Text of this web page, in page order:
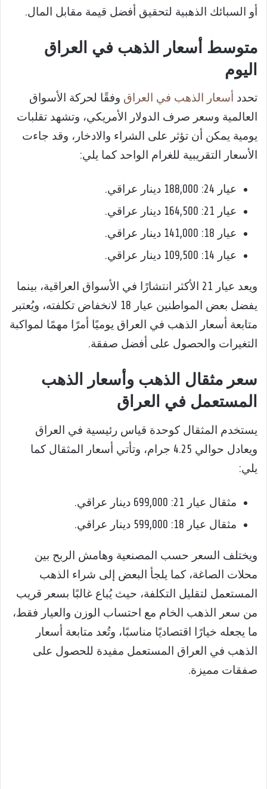
أو السبائك الذهبية لتحقيق أفضل قيمة مقابل المال.
متوسط أسعار الذهب في العراق
اليوم
تحدد أسعار الذهب في العراق وفقًا لحركة الأسواق
العالمية وسعر صرف الدولار الأمريكي، وتشهد تقلبات
يومية يمكن أن تؤثر على الشراء والادخار، وقد جاءت
الأسعار التقريبية للغرام الواحد كما يلي:
عيار 24: 188,000 دينار عراقي.
عيار 21: 164,500 دينار عراقي.
عيار 18: 141,000 دينار عراقي.
عيار 14: 109,500 دينار عراقي.
ويعد عيار 21 الأكثر انتشارًا في الأسواق العراقية، بينما
يفضل بعض المواطنين عيار 18 لانخفاض تكلفته، ويُعتبر
متابعة أسعار الذهب في العراق يوميًا أمرًا مهمًا لمواكبة
التغيرات والحصول على أفضل صفقة.
سعر مثقال الذهب وأسعار الذهب
المستعمل في العراق
يستخدم المثقال كوحدة قياس رئيسية في العراق
ويعادل حوالي 4.25 جرام، وتأتي أسعار المثقال كما
يلي:
مثقال عيار 21: 699,000 دينار عراقي.
مثقال عيار 18: 599,000 دينار عراقي.
ويختلف السعر حسب المصنعية وهامش الربح بين
محلات الصاغة، كما يلجأ البعض إلى شراء الذهب
المستعمل لتقليل التكلفة، حيث يُباع غالبًا بسعر قريب
من سعر الذهب الخام مع احتساب الوزن والعيار فقط،
ما يجعله خيارًا اقتصاديًا مناسبًا، وتُعد متابعة أسعار
الذهب في العراق المستعمل مفيدة للحصول على
صفقات مميزة.